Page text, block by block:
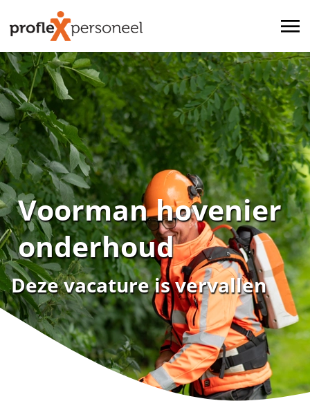
Voorman hovenier
onderhoud
Deze vacature is vervallen